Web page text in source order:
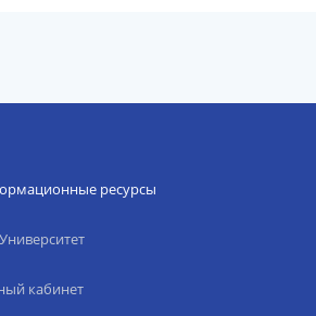
ресурсы
кабинет